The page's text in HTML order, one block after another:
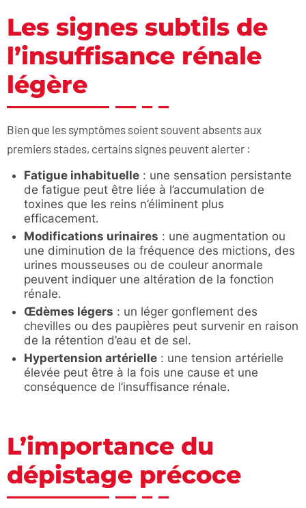
Les signes subtils de
l’insuffisance rénale
légère
Bien que les symptômes soient souvent absents aux
premiers stades, certains signes peuvent alerter :
Fatigue inhabituelle : une sensation persistante
de fatigue peut être liée à l’accumulation de
toxines que les reins n’éliminent plus
efficacement.
Modifications urinaires : une augmentation ou
une diminution de la fréquence des mictions, des
urines mousseuses ou de couleur anormale
peuvent indiquer une altération de la fonction
rénale.
Œdèmes légers : un léger gonflement des
chevilles ou des paupières peut survenir en raison
de la rétention d’eau et de sel.
Hypertension artérielle : une tension artérielle
élevée peut être à la fois une cause et une
conséquence de l’insuffisance rénale.
L’importance du
dépistage précoce